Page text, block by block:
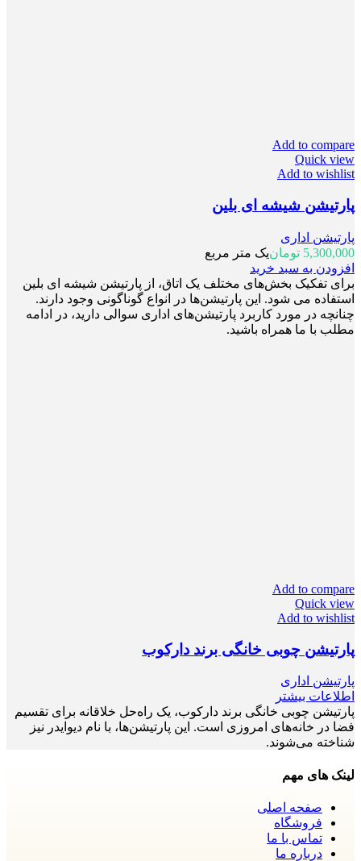
Add to compare
Quick view
Add to wishlist
پارتیشن شیشه ای بلین
پارتیشن اداری
5,300,000 تومانیک متر مربع
افزودن به سبد خرید
برای تفکیک بخش‌های مختلف یک اتاق، از پارتیشن شیشه ای بلین
استفاده می شود. این پارتیشن‌ها در انواع گوناگونی وجود دارند.
چنانچه در مورد کاربرد پارتیشن‌های اداری سوالی دارید، در ادامه
مطلب با ما همراه باشید.
Add to compare
Quick view
Add to wishlist
پارتیشن چوبی خانگی برند دارکوب
پارتیشن اداری
اطلاعات بیشتر
پارتیشن چوبی خانگی برند دارکوب، یک راه‌حل خلاقانه برای تقسیم
فضا در خانه‌های امروزی است. این پارتیشن‌ها، با نام دیوایدر نیز
شناخته می‌شوند.
لینک های مهم
صفحه اصلی
فروشگاه
تماس با ما
درباره ما